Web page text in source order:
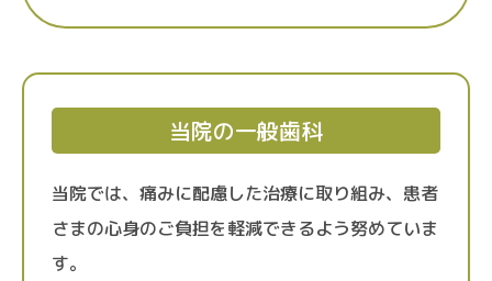
当院の一般歯科
当院では、痛みに配慮した治療に取り組み、患者
さまの心身のご負担を軽減できるよう努めていま
す。